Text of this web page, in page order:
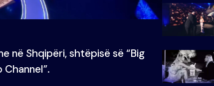
në Shqipëri, shtëpisë së “Big